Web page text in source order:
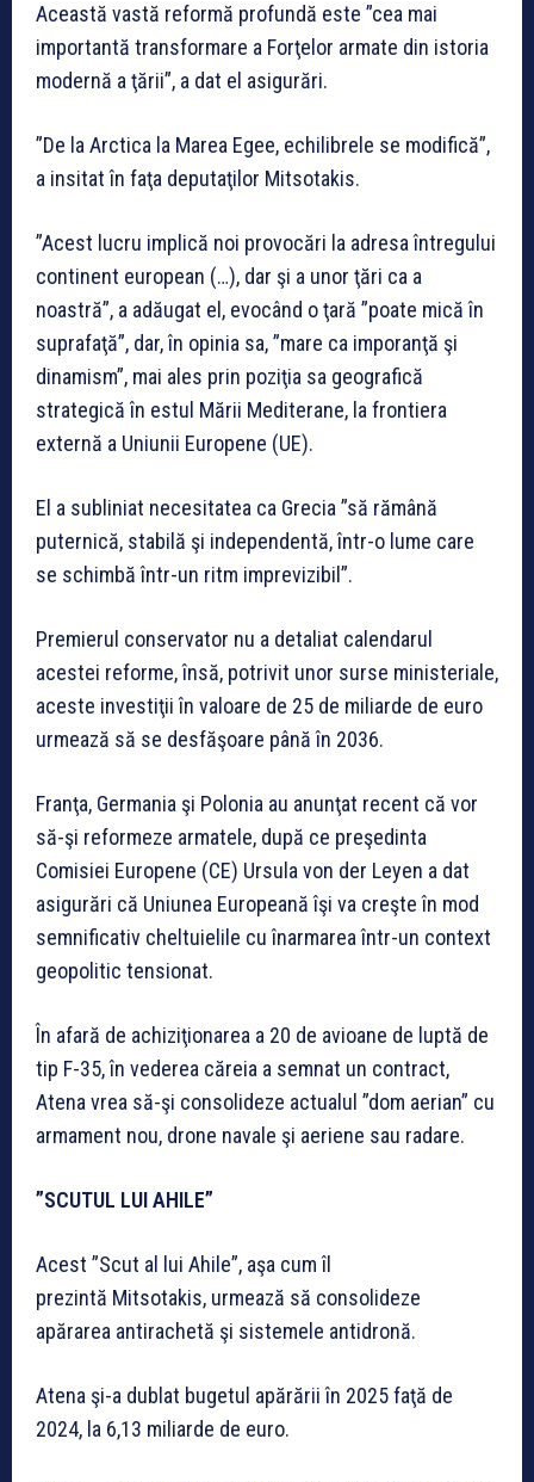
Această vastă reformă profundă este ”cea mai
importantă transformare a Forţelor armate din istoria
modernă a ţării”, a dat el asigurări.
”De la Arctica la Marea Egee, echilibrele se modifică”,
a insitat în faţa deputaţilor Mitsotakis.
”Acest lucru implică noi provocări la adresa întregului
continent european (…), dar şi a unor ţări ca a
noastră”, a adăugat el, evocând o ţară ”poate mică în
suprafaţă”, dar, în opinia sa, ”mare ca imporanţă şi
dinamism”, mai ales prin poziţia sa geografică
strategică în estul Mării Mediterane, la frontiera
externă a Uniunii Europene (UE).
El a subliniat necesitatea ca Grecia ”să rămână
puternică, stabilă şi independentă, într-o lume care
se schimbă într-un ritm imprevizibil”.
Premierul conservator nu a detaliat calendarul
acestei reforme, însă, potrivit unor surse ministeriale,
aceste investiţii în valoare de 25 de miliarde de euro
urmează să se desfăşoare până în 2036.
Franţa, Germania şi Polonia au anunţat recent că vor
să-şi reformeze armatele, după ce preşedinta
Comisiei Europene (CE) Ursula von der Leyen a dat
asigurări că Uniunea Europeană îşi va creşte în mod
semnificativ cheltuielile cu înarmarea într-un context
geopolitic tensionat.
În afară de achiziţionarea a 20 de avioane de luptă de
tip F-35, în vederea căreia a semnat un contract,
Atena vrea să-şi consolideze actualul ”dom aerian” cu
armament nou, drone navale şi aeriene sau radare.
”SCUTUL LUI AHILE”
Acest ”Scut al lui Ahile”, aşa cum îl
prezintă Mitsotakis, urmează să consolideze
apărarea antirachetă şi sistemele antidronă.
Atena şi-a dublat bugetul apărării în 2025 faţă de
2024, la 6,13 miliarde de euro.